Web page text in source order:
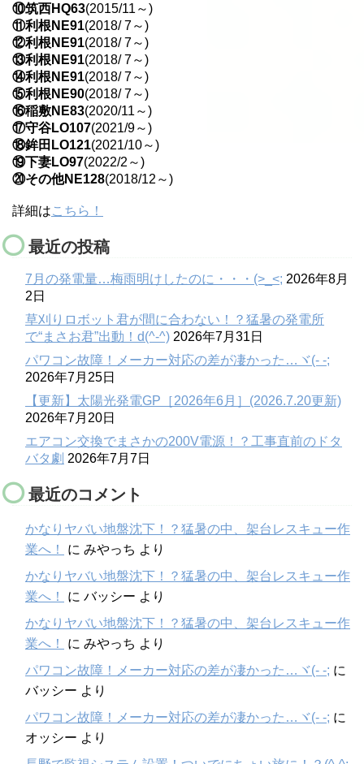
⑩筑西HQ63(2015/11～)
⑪利根NE91(2018/ 7～)
⑫利根NE91(2018/ 7～)
⑬利根NE91(2018/ 7～)
⑭利根NE91(2018/ 7～)
⑮利根NE90(2018/ 7～)
⑯稲敷NE83(2020/11～)
⑰守谷LO107(2021/9～)
⑱鉾田LO121(2021/10～)
⑲下妻LO97(2022/2～)
⑳その他NE128(2018/12～)
詳細はこちら！
最近の投稿
7月の発電量…梅雨明けしたのに・・・(>_<; 2026年8月
2日
草刈りロボット君が間に合わない！？猛暑の発電所
で“まさお君”出動！d(^-^) 2026年7月31日
パワコン故障！メーカー対応の差が凄かった…ヾ(- -;
2026年7月25日
【更新】太陽光発電GP［2026年6月］(2026.7.20更新)
2026年7月20日
エアコン交換でまさかの200V電源！？工事直前のドタ
バタ劇 2026年7月7日
最近のコメント
かなりヤバい地盤沈下！？猛暑の中、架台レスキュー作
業へ！
に みやっち より
かなりヤバい地盤沈下！？猛暑の中、架台レスキュー作
業へ！
に バッシー より
かなりヤバい地盤沈下！？猛暑の中、架台レスキュー作
業へ！
に みやっち より
パワコン故障！メーカー対応の差が凄かった…ヾ(- -; に
バッシー より
パワコン故障！メーカー対応の差が凄かった…ヾ(- -; に
オッシー より